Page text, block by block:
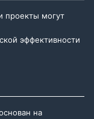
проекты могут
эффективности
на